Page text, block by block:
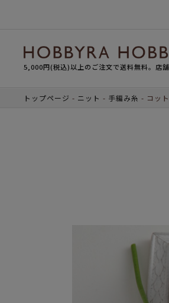
5,000円(税込)以上のご注文で送料無料。店
トップページ ニット 手編み糸 コッ